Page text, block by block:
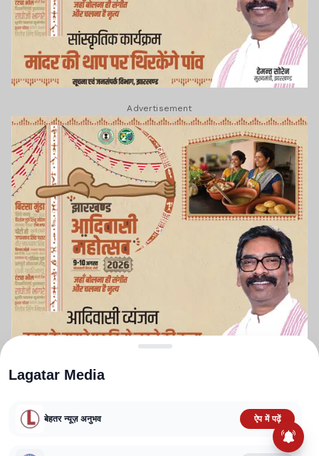
Advertisement
TERMS AND CONDITIONS
Lagatar Media
बेहतर न्यूज़ अनुभव ऐप में पढ़ें